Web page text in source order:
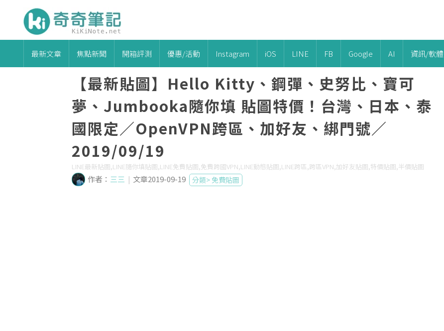
最新文章 焦點新聞 開箱評測 優惠/活動 Instagram iOS LINE FB Google AI 資訊/軟體
【最新貼圖】Hello Kitty、鋼彈、史努比、寶可
夢、Jumbooka隨你填 貼圖特價！台灣、日本、泰
國限定／OpenVPN跨區、加好友、綁門號／
2019/09/19
LINE最新貼圖,LINE隨你填貼圖,LINE免費貼圖,免費跨國VPN,LINE動態貼圖,LINE跨區,跨區VPN,加好友貼圖,特價貼圖,半價貼圖
作者： 三三 | 文章2019-09-19 分類>免費貼圖